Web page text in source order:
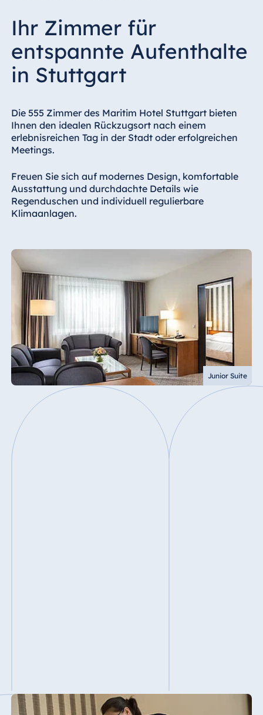
Ihr Zimmer für
entspannte Aufenthalte
in Stuttgart
Die 555 Zimmer des Maritim Hotel Stuttgart bieten
Ihnen den idealen Rückzugsort nach einem
erlebnisreichen Tag in der Stadt oder erfolgreichen
Meetings.
Freuen Sie sich auf modernes Design, komfortable
Ausstattung und durchdachte Details wie
Regenduschen und individuell regulierbare
Klimaanlagen.
Junior Suite